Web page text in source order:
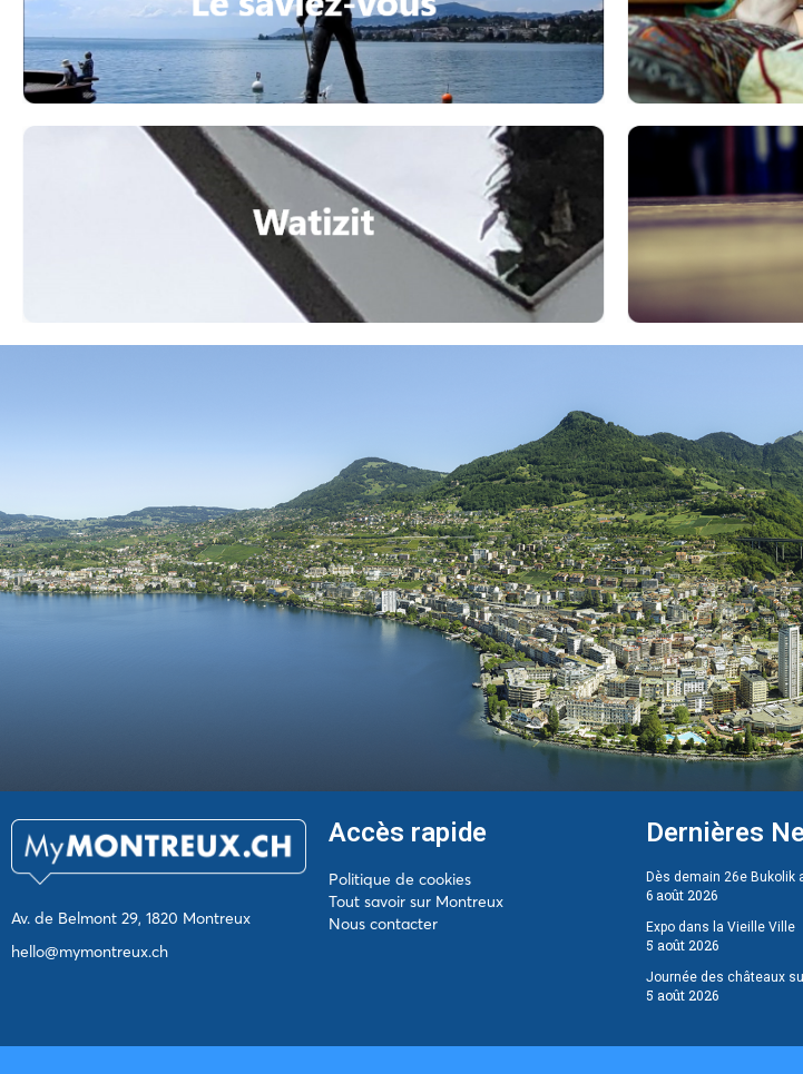
Av. de Belmont 29, 1820 Montreux
hello@mymontreux.ch
Accès rapide
Politique de cookies
Tout savoir sur Montreux
Nous contacter
Dernières
Dès demain 26e Bukolik
6 août 2026
Expo dans la Vieille Ville
5 août 2026
Journée des châteaux
5 août 2026